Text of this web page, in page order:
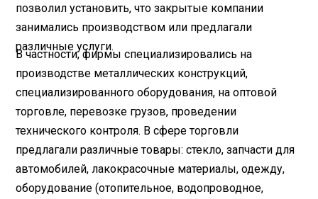
позволил установить, что закрытые компании
занимались производством или предлагали
различные услуги.
В частности, фирмы специализировались на
производстве металлических конструкций,
специализированного оборудования, на оптовой
торговле, перевозке грузов, проведении
технического контроля. В сфере торговли
предлагали различные товары: стекло, запчасти для
автомобилей, лакокрасочные материалы, одежду,
оборудование (отопительное, водопроводное,